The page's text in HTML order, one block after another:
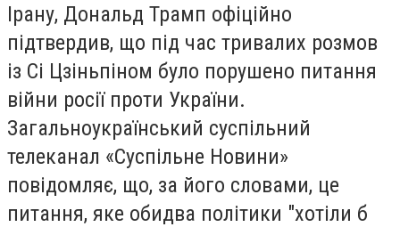
Ірану, Дональд Трамп офіційно
підтвердив, що під час тривалих розмов
із Сі Цзіньпіном було порушено питання
війни росії проти України.
Загальноукраїнський суспільний
телеканал «Суспільне Новини»
повідомляє, що, за його словами, це
питання, яке обидва політики "хотіли б